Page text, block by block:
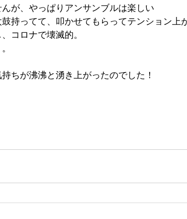
が、やっぱりアンサンブルは楽しい
持ってて、叩かせてもらってテンション上
コロナで壊滅的。
ちが沸沸と湧き上がったのでした！